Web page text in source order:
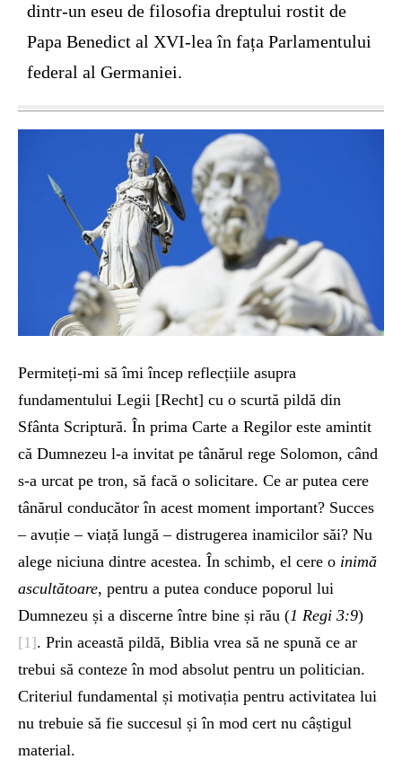
dintr-un eseu de filosofia dreptului rostit de
Papa Benedict al XVI-lea în fața Parlamentului
federal al Germaniei.
Permiteți-mi să îmi încep reflecțiile asupra
fundamentului Legii [Recht] cu o scurtă pildă din
Sfânta Scriptură. În prima Carte a Regilor este amintit
că Dumnezeu l-a invitat pe tânărul rege Solomon, când
s-a urcat pe tron, să facă o solicitare. Ce ar putea cere
tânărul conducător în acest moment important? Succes
– avuție – viață lungă – distrugerea inamicilor săi? Nu
alege niciuna dintre acestea. În schimb, el cere o inimă
ascultătoare, pentru a putea conduce poporul lui
Dumnezeu și a discerne între bine și rău (1 Regi 3:9)
[1]. Prin această pildă, Biblia vrea să ne spună ce ar
trebui să conteze în mod absolut pentru un politician.
Criteriul fundamental și motivația pentru activitatea lui
nu trebuie să fie succesul și în mod cert nu câștigul
material.